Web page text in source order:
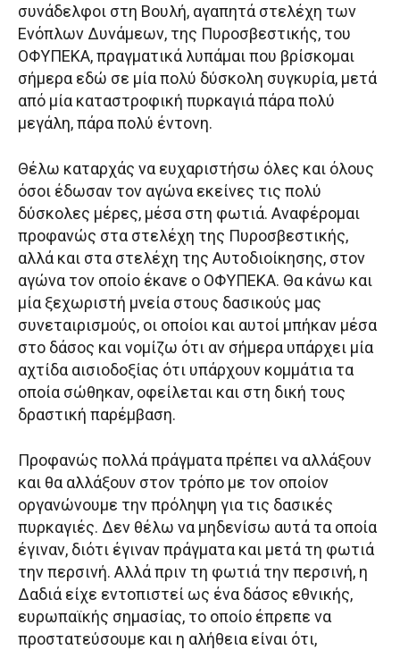
συνάδελφοι στη Βουλή, αγαπητά στελέχη των
Ενόπλων Δυνάμεων, της Πυροσβεστικής, του
ΟΦΥΠΕΚΑ, πραγματικά λυπάμαι που βρίσκομαι
σήμερα εδώ σε μία πολύ δύσκολη συγκυρία, μετά
από μία καταστροφική πυρκαγιά πάρα πολύ
μεγάλη, πάρα πολύ έντονη.
Θέλω καταρχάς να ευχαριστήσω όλες και όλους
όσοι έδωσαν τον αγώνα εκείνες τις πολύ
δύσκολες μέρες, μέσα στη φωτιά. Αναφέρομαι
προφανώς στα στελέχη της Πυροσβεστικής,
αλλά και στα στελέχη της Αυτοδιοίκησης, στον
αγώνα τον οποίο έκανε ο ΟΦΥΠΕΚΑ. Θα κάνω και
μία ξεχωριστή μνεία στους δασικούς μας
συνεταιρισμούς, οι οποίοι και αυτοί μπήκαν μέσα
στο δάσος και νομίζω ότι αν σήμερα υπάρχει μία
αχτίδα αισιοδοξίας ότι υπάρχουν κομμάτια τα
οποία σώθηκαν, οφείλεται και στη δική τους
δραστική παρέμβαση.
Προφανώς πολλά πράγματα πρέπει να αλλάξουν
και θα αλλάξουν στον τρόπο με τον οποίον
οργανώνουμε την πρόληψη για τις δασικές
πυρκαγιές. Δεν θέλω να μηδενίσω αυτά τα οποία
έγιναν, διότι έγιναν πράγματα και μετά τη φωτιά
την περσινή. Αλλά πριν τη φωτιά την περσινή, η
Δαδιά είχε εντοπιστεί ως ένα δάσος εθνικής,
ευρωπαϊκής σημασίας, το οποίο έπρεπε να
προστατεύσουμε και η αλήθεια είναι ότι,